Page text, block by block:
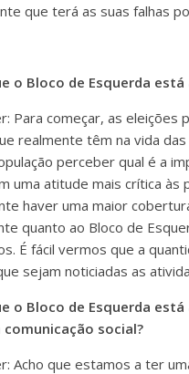
que terá as suas falhas
o Bloco de Esquerda
Para começar, as
realmente têm na vida
perceber qual é a
uma atitude mais crítica
haver uma maior
quanto ao Bloco de
É fácil vermos que a
sejam noticiadas as
o Bloco de Esquerda
comunicação social?
Acho que estamos a ter